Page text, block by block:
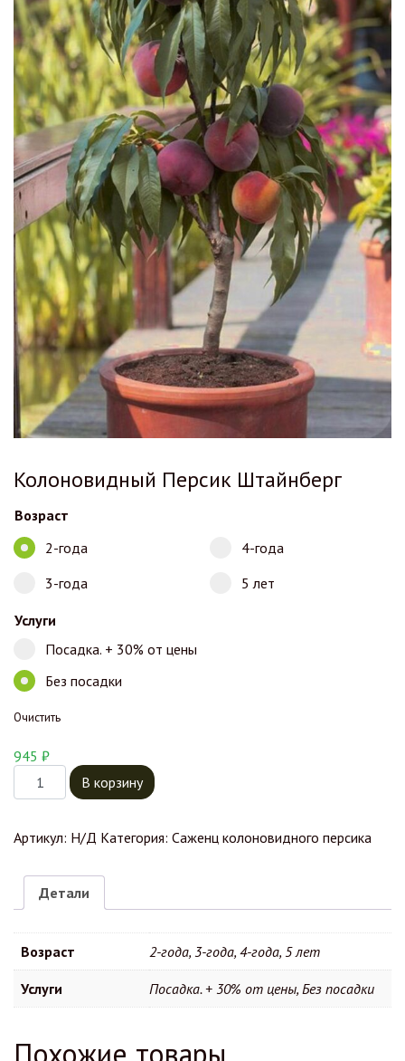
Колоновидный Персик Штайнберг
Возраст
2-года
3-года
4-года
5 лет
Услуги
Посадка. + 30% от цены
Без посадки
Очистить
945 ₽
Количество товара Колоновидный Персик Штайнберг
В корзину
Артикул: Н/Д Категория: Саженц колоновидного персика
Детали
Возраст 2-года, 3-года, 4-года, 5 лет
Услуги Посадка. + 30% от цены, Без посадки